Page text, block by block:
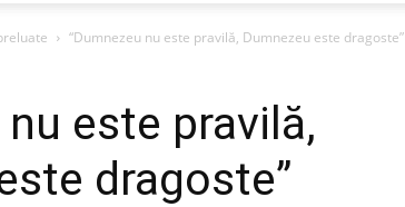
“Dumnezeu nu este pravilă, Dumnezeu este dragoste”
nu este pravilă,
dragoste”